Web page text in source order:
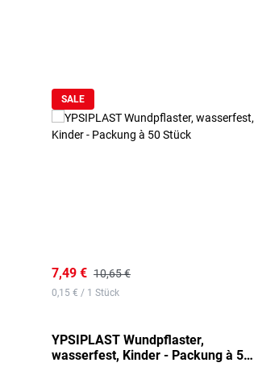
SALE
7,49 € 10,65 €
0,15 € / 1 Stück
YPSIPLAST Wundpflaster,
wasserfest, Kinder - Packung à 50